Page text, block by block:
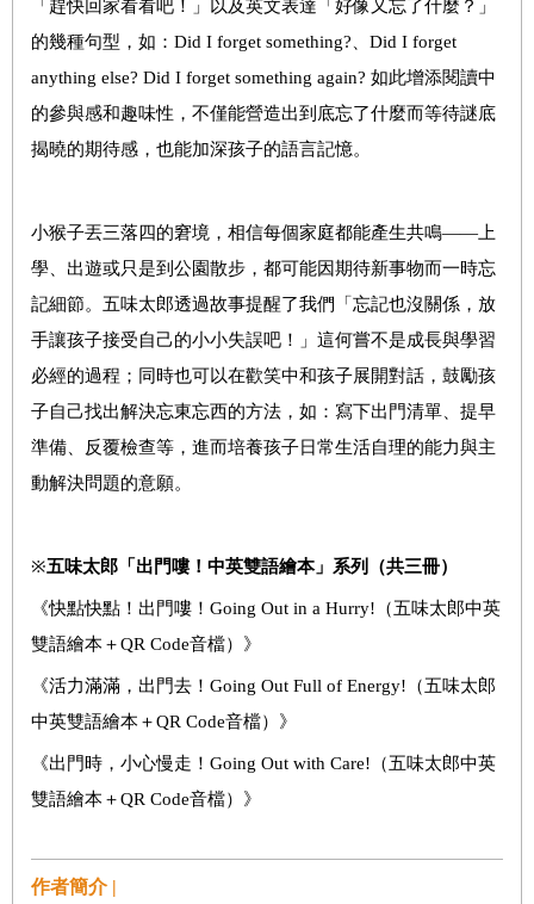
「趕快回家看看吧！」以及英文表達「好像又忘了什麼？」
的幾種句型，如：Did I forget something?、Did I forget
anything else? Did I forget something again? 如此增添閱讀中
的參與感和趣味性，不僅能營造出到底忘了什麼而等待謎底
揭曉的期待感，也能加深孩子的語言記憶。
小猴子丟三落四的窘境，相信每個家庭都能產生共鳴——上
學、出遊或只是到公園散步，都可能因期待新事物而一時忘
記細節。五味太郎透過故事提醒了我們「忘記也沒關係，放
手讓孩子接受自己的小小失誤吧！」這何嘗不是成長與學習
必經的過程；同時也可以在歡笑中和孩子展開對話，鼓勵孩
子自己找出解決忘東忘西的方法，如：寫下出門清單、提早
準備、反覆檢查等，進而培養孩子日常生活自理的能力與主
動解決問題的意願。
※五味太郎「出門嘍！中英雙語繪本」系列（共三冊）
《快點快點！出門嘍！Going Out in a Hurry!（五味太郎中英
雙語繪本＋QR Code音檔）》
《活力滿滿，出門去！Going Out Full of Energy!（五味太郎
中英雙語繪本＋QR Code音檔）》
《出門時，小心慢走！Going Out with Care!（五味太郎中英
雙語繪本＋QR Code音檔）》
作者簡介 |